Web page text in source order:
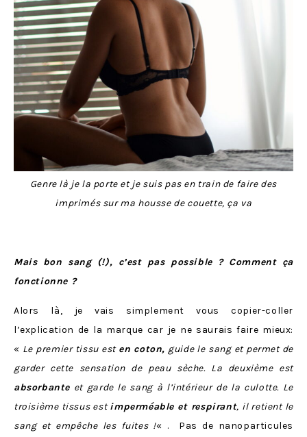
Genre là je la porte et je suis pas en train de faire des
imprimés sur ma housse de couette, ça va
Mais bon sang (!), c’est pas possible ? Comment ça
fonctionne ?
Alors là, je vais simplement vous copier-coller
l’explication de la marque car je ne saurais faire mieux:
« Le premier tissu est en coton, guide le sang et permet de
garder cette sensation de peau sèche. La deuxième est
absorbante et garde le sang à l’intérieur de la culotte. Le
troisième tissus estimperméable et respirant, il retient le
sang et empêche les fuites !« . Pas de nanoparticules